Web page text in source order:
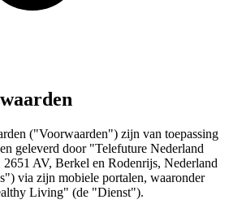
("Voorwaarden") zijn van toepassing
geleverd door "Telefuture Nederland
AV, Berkel en Rodenrijs, Nederland
via zijn mobiele portalen, waaronder
Living" (de "Dienst").